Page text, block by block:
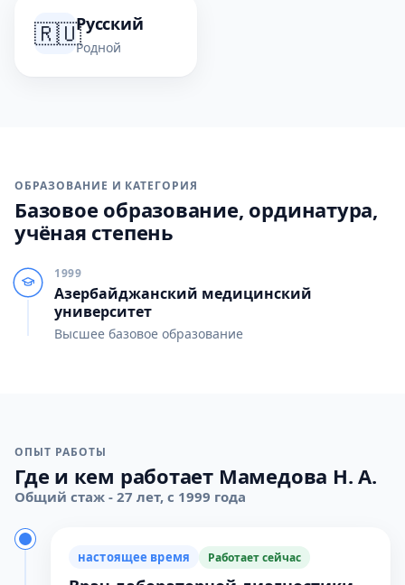
🇷🇺Русский
Родной
ОБРАЗОВАНИЕ И КАТЕГОРИЯ
Базовое образование, ординатура,
учёная степень
1999
Азербайджанский медицинский
университет
Высшее базовое образование
ОПЫТ РАБОТЫ
Где и кем работает Мамедова Н. А.
Общий стаж - 27 лет, с 1999 года
настоящее время Работает сейчас